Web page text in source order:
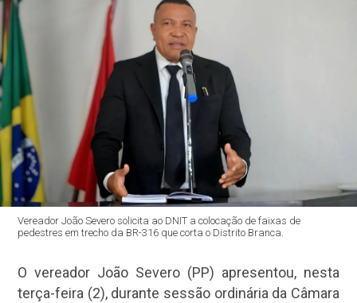
Vereador João Severo solicita ao DNIT a colocação de faixas de
pedestres em trecho da BR-316 que corta o Distrito Branca.
O vereador João Severo (PP) apresentou, nesta
terça-feira (2), durante sessão ordinária da Câmara